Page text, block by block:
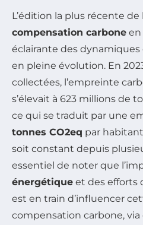
L’édition la plus récente de
compensation carbone en
éclairante des
en pleine évolution. En
collectées, l’empreinte
s’élevait à 623 millions de
ce qui se traduit par une
tonnes CO2eq par
soit constant depuis
essentiel de noter que
énergétique et des efforts
est en train d’influencer
compensation carbone, via